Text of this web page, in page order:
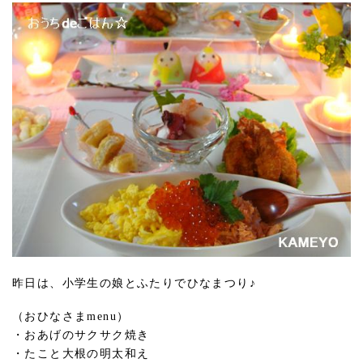
昨日は、小学生の娘とふたりでひなまつり♪
（おひなさまmenu）
・おあげのサクサク焼き
・たこと大根の明太和え